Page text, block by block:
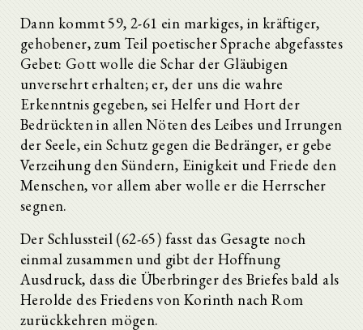
Dann kommt 59, 2-61 ein markiges, in kräftiger,
gehobener, zum Teil poetischer Sprache abgefasstes
Gebet: Gott wolle die Schar der Gläubigen
unversehrt erhalten; er, der uns die wahre
Erkenntnis gegeben, sei Helfer und Hort der
Bedrückten in allen Nöten des Leibes und Irrungen
der Seele, ein Schutz gegen die Bedränger, er gebe
Verzeihung den Sündern, Einigkeit und Friede den
Menschen, vor allem aber wolle er die Herrscher
segnen.
Der Schlussteil (62-65) fasst das Gesagte noch
einmal zusammen und gibt der Hoffnung
Ausdruck, dass die Überbringer des Briefes bald als
Herolde des Friedens von Korinth nach Rom
zurückkehren mögen.